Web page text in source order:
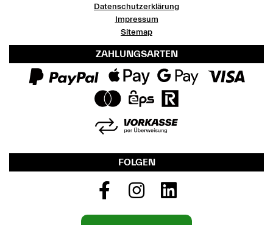
Datenschutzerklärung
Impressum
Sitemap
ZAHLUNGSARTEN
FOLGEN